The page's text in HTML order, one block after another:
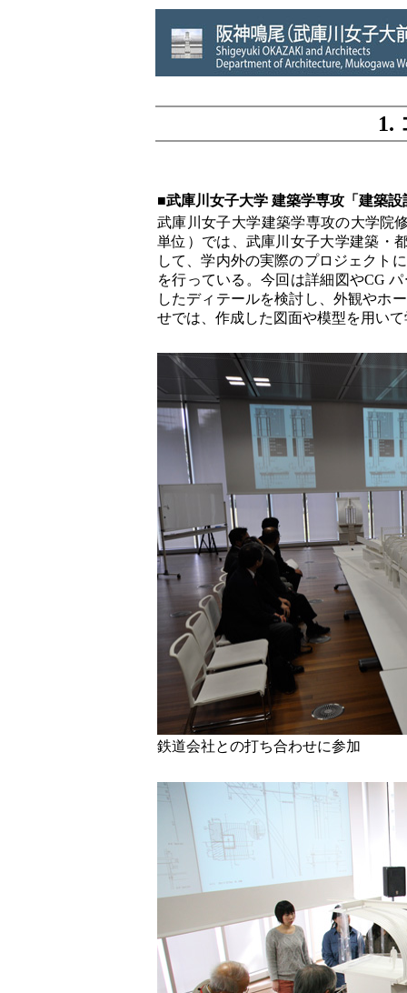
1.
■武庫川女子大学 建築学専攻「建築設
武庫川女子大学建築学専攻の大学院
単位）では、武庫川女子大学建築・
して、学内外の実際のプロジェクト
を行っている。今回は詳細図やCG
したディテールを検討し、外観やホ
せでは、作成した図面や模型を用い
鉄道会社との打ち合わせに参加